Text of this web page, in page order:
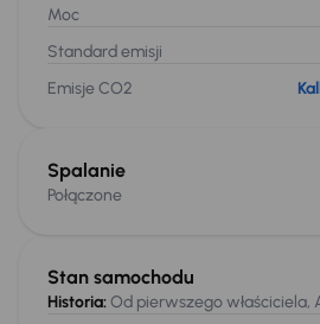
Stan samochodu
Historia:Od pierwszego właściciela,
Moc
Standard emisji
Emisje CO2
Spalanie
Połączone